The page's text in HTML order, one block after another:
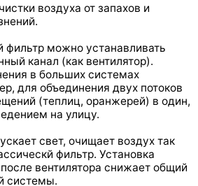
воздуха от запахов и
фильтр можно устанавливать
канал (как вентилятор).
в больших системах
для объединения двух потоков
(теплиц, оранжерей) в один,
на улицу.
свет, очищает воздух так
фильтр. Установка
вентилятора снижает общий
системы.